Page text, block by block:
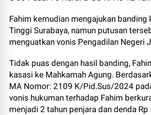
Fahim kemudian mengajukan banding
Tinggi Surabaya, namun putusan
menguatkan vonis Pengadilan Negeri
Tidak puas dengan hasil banding,
kasasi ke Mahkamah Agung.
MA Nomor: 2109 K/Pid.Sus/2024
vonis hukuman terhadap Fahim
menjadi 2 tahun penjara dan denda Rp